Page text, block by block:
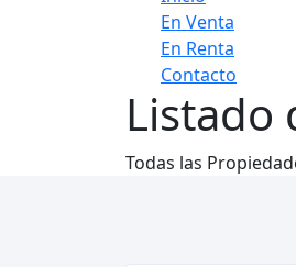
En Venta
En Renta
Contacto
Listado
Todas las